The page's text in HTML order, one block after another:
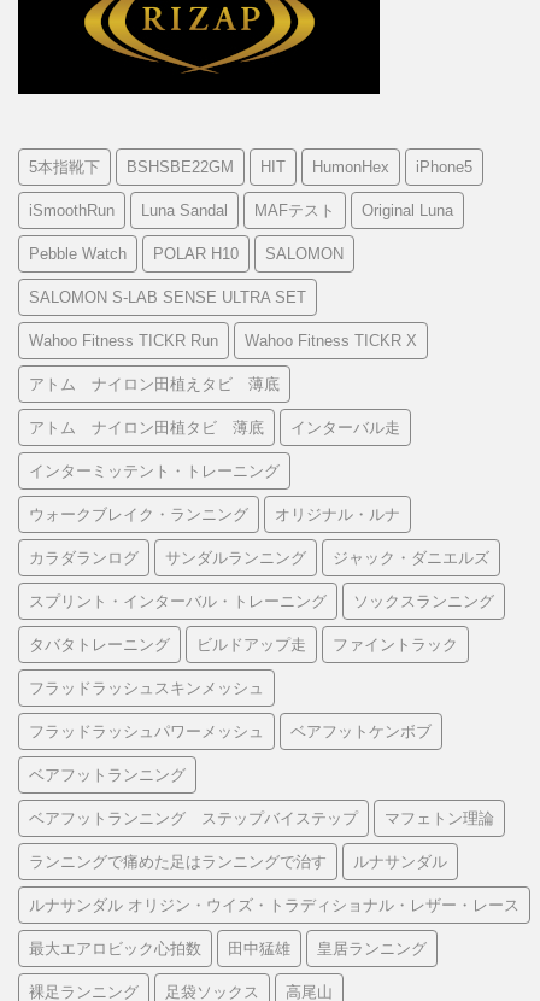
5本指靴下 BSHSBE22GM HIT HumonHex iPhone5
iSmoothRun Luna Sandal MAFテスト Original Luna
Pebble Watch POLAR H10 SALOMON
SALOMON S-LAB SENSE ULTRA SET
Wahoo Fitness TICKR Run Wahoo Fitness TICKR X
アトム ナイロン田植えタビ 薄底
アトム ナイロン田植タビ 薄底 インターバル走
インターミッテント・トレーニング
ウォークブレイク・ランニング オリジナル・ルナ
カラダランログ サンダルランニング ジャック・ダニエルズ
スプリント・インターバル・トレーニング ソックスランニング
タバタトレーニング ビルドアップ走 ファイントラック
フラッドラッシュスキンメッシュ
フラッドラッシュパワーメッシュ ベアフットケンボブ
ベアフットランニング
ベアフットランニング ステップバイステップ マフェトン理論
ランニングで痛めた足はランニングで治す ルナサンダル
ルナサンダル オリジン・ウイズ・トラディショナル・レザー・レース
最大エアロビック心拍数 田中猛雄 皇居ランニング
裸足ランニング 足袋ソックス 高尾山